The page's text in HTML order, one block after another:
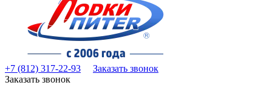
+7 (812) 317-22-93
Заказать звонок
Заказать звонок